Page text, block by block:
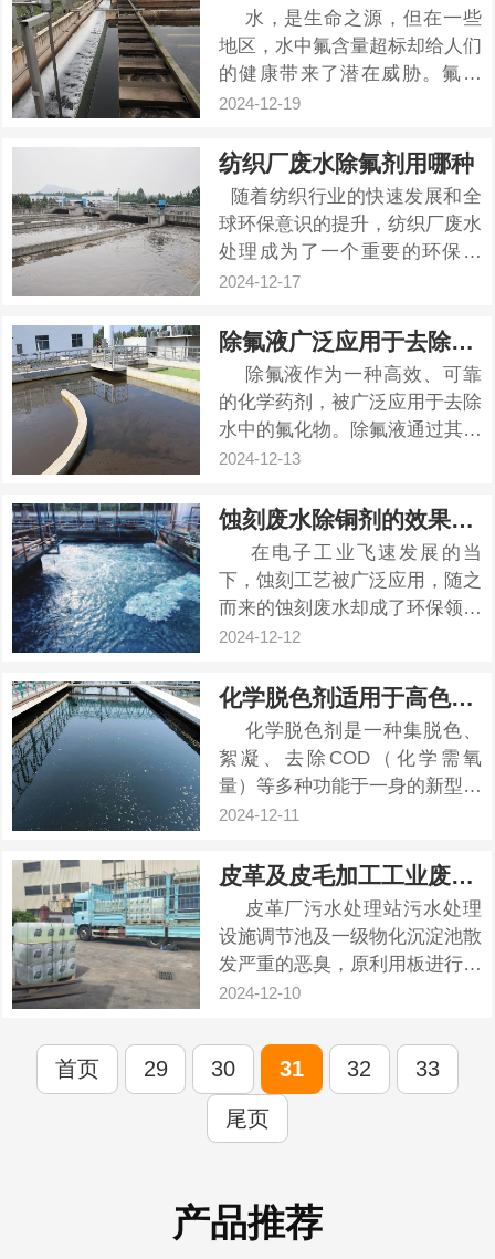
水，是生命之源，但在一些
地区，水中氟含量超标却给人们
的健康带来了潜在威胁。氟斑
牙、氟骨症等疾病困扰着当地居
解决这一问题带来了曙
光。 石英砂除氟剂，以其独
特的物理和化学性质，成为了...
2024-12-19
纺织厂废水除氟剂用哪种
随着纺织行业的快速发展和全
球环保意识的提升，纺织厂废水
处理成为了一个重要的环保议
题。纺织废水中含有多种污染
以处理的一种。氟化物的超标排
放不仅对水环境造成严重污染，
还会对生态系统和人类健康构成
威胁。为了有效去除纺织厂废水
中的氟化物，可以使用纺织厂废
2024-12-17
除氟液广泛应用于去除水中的氟化物
除氟液作为一种高效、可靠
的化学药剂，被广泛应用于去除
水中的氟化物。除氟液通过其独
特的化学反应机制，能够快速、
物，从而降低水体中的氟离子浓
度。 除氟液沉降速率快，吸
附效率快，去除率高...
2024-12-13
蚀刻废水除铜剂的效果怎么样
在电子工业飞速发展的当
下，蚀刻工艺被广泛应用，随之
而来的蚀刻废水却成了环保领域
的一大“心腹之患”。蚀刻废水中
未经有效处理肆意排放，对土
壤、水体以及生态系统的破坏力
不容小觑。而蚀刻废水除铜剂的
出现，宛如一盏明灯，为攻克这
一难题...
2024-12-12
化学脱色剂适用于高色度废水的脱色处理
化学脱色剂是一种集脱色、
絮凝、去除COD（化学需氧
量）等多种功能于一身的新型季
胺型有机高分子絮凝剂。它主要
理，适用于活性、酸性和分散染
料等可溶性染料废水的处理。此
外，它还可以用于纺织、化工、
焦化、造纸、印染、漂染、皮
革、城市...
2024-12-11
皮革及皮毛加工工业废气除臭治理方案
皮革厂污水处理站污水处理
设施调节池及一级物化沉淀池散
发严重的恶臭，原利用板进行密
闭收集臭气利用碱液喷淋洗涤除
排废气浓度达到《恶臭污染物排
放标准》规定的排放标
准。 一、皮革厂污水处...
2024-12-10
首页 29 30 31 32 33
尾页
产品推荐